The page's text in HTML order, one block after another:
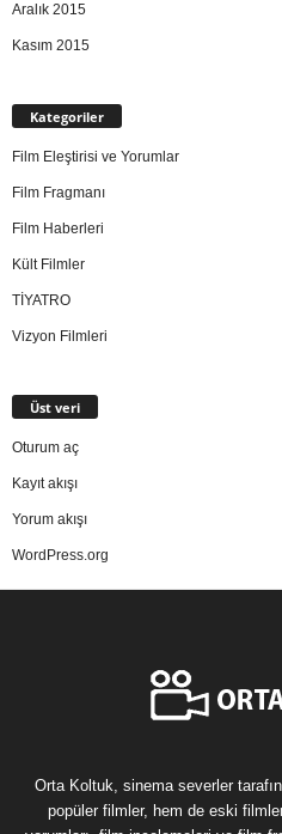
Aralık 2015
Kasım 2015
Kategoriler
Film Eleştirisi ve Yorumlar
Film Fragmanı
Film Haberleri
Kült Filmler
TİYATRO
Vizyon Filmleri
Üst veri
Oturum aç
Kayıt akışı
Yorum akışı
WordPress.org
Orta Koltuk, sinema severler
popüler filmler, hem de eski